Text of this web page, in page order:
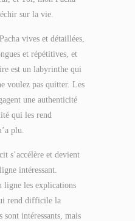
sur la vie.
vives et détaillées,
et répétitives, et
est un labyrinthe qui
voulez pas quitter. Les
une authenticité
qui les rend
plu.
s’accélère et devient
intéressant.
ligne les explications
rend difficile la
sont intéressants, mais